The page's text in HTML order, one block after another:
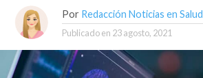
Por Redacción Noticias en Salud
Publicado en 23 agosto, 2021